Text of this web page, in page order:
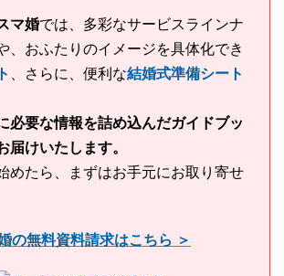
マ婚では、多彩なサービスラインナ
、おふたりのイメージを具体化でき
、さらに、便利な結婚式準備シート
必要な情報を詰め込んだガイドブッ
届けいたします。
めたら、まずはお手元にお取り寄せ
の無料資料請求はこちら ＞